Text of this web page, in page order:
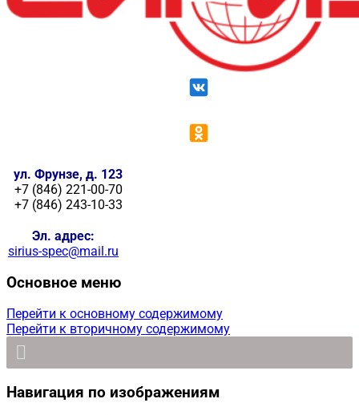
ул. Фрунзе, д. 123
+7 (846) 221-00-70
+7 (846) 243-10-33
Эл. адрес:
sirius-spec@mail.ru
Основное меню
Перейти к основному содержимому
Перейти к вторичному содержимому
Навигация по изображениям